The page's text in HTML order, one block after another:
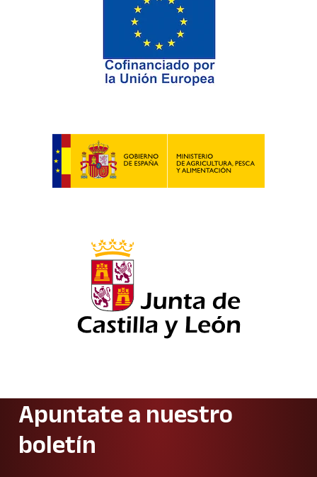
Apuntate a nuestro
boletín